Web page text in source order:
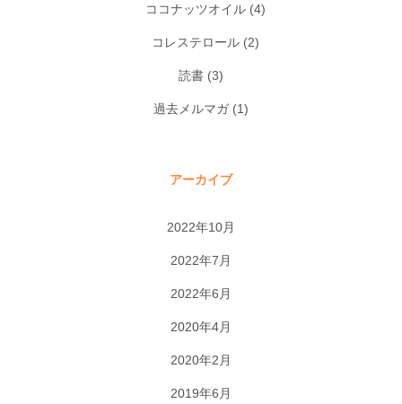
ココナッツオイル (4)
コレステロール (2)
読書 (3)
過去メルマガ(1)
アーカイブ
2022年10月
2022年7月
2022年6月
2020年4月
2020年2月
2019年6月